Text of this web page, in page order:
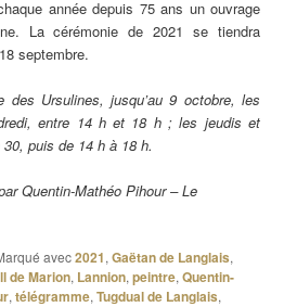
année depuis 75 ans un ouvrage
La cérémonie de 2021 se tiendra
septembre.
Ursulines, jusqu’au 9 octobre, les
entre 14 h et 18 h ; les jeudis et
puis de 14 h à 18 h.
Quentin-Mathéo Pihour – Le
avec2021,Gaëtan de Langlais,
de Marion, Lannion,peintre,Quentin-
,télégramme,Tugdual de Langlais,